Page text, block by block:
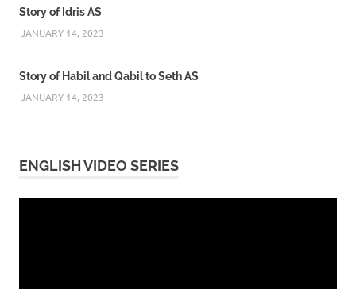
Story of Idris AS
JANUARY 14, 2023
Story of Habil and Qabil to Seth AS
JANUARY 14, 2023
ENGLISH VIDEO SERIES